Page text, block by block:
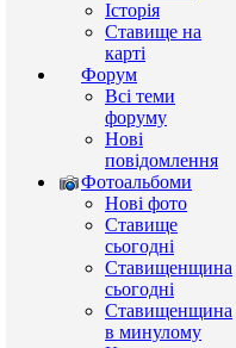
Історія
Ставище на
карті
Форум
Всі теми
форуму
Нові
повідомлення
Фотоальбоми
Нові фото
Ставище
сьогодні
Ставищенщина
сьогодні
Ставищенщина
в минулому